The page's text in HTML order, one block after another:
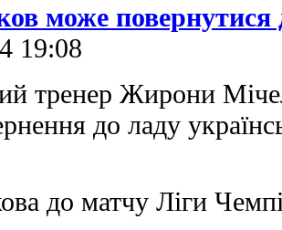
може
19:08
тренер Жирони
до ладу
до матчу Ліги